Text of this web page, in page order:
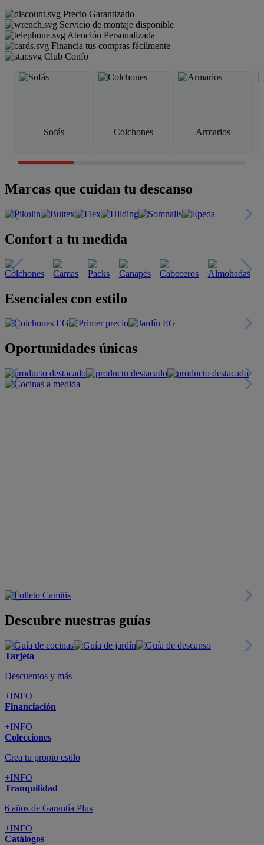
Precio Garantizado
Servicio de montaje disponible
Atención Personalizada
Financia tus compras fácilmente
Club Confo
Sofás Colchones Armarios
Marcas que cuidan tu descanso
Confort a tu medida
Esenciales con estilo
Oportunidades únicas
Descubre nuestras guías
Tarjeta
Descuentos y más
+INFO
Financiación
+INFO
Colecciones
Crea tu propio estilo
+INFO
Tranquilidad
6 años de Garantía Plus
+INFO
Catálogos